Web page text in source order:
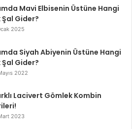
Mavi Elbisenin Üstüne Hangi
Şal Gider?
2025
Siyah Abiyenin Üstüne Hangi
Şal Gider?
2022
Lacivert Gömlek Kombin
2023